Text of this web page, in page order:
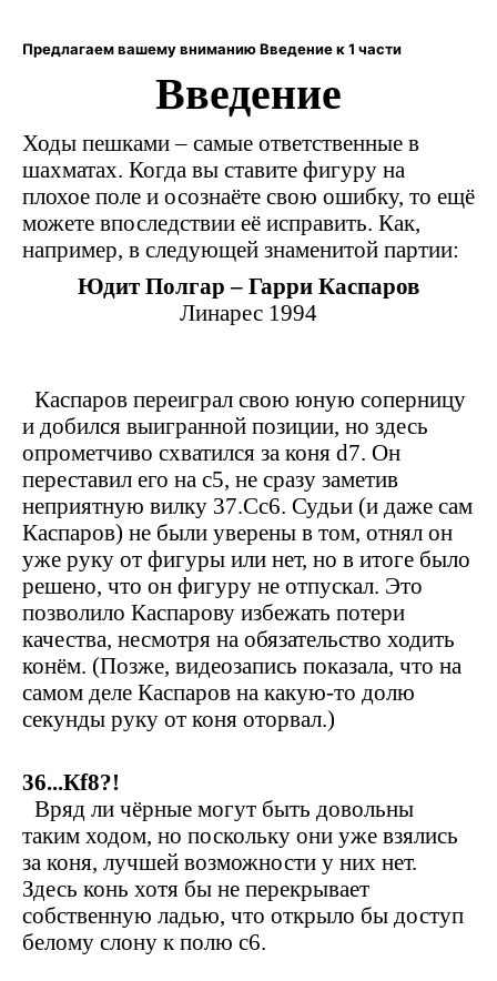
Предлагаем вашему вниманию Введение к 1 части
Введение
Ходы пешками – самые ответственные в
шахматах. Когда вы ставите фигуру на
плохое поле и осознаёте свою ошибку, то ещё
можете впоследствии её исправить. Как,
например, в следующей знаменитой партии:
Юдит Полгар – Гарри Каспаров
Линарес 1994
Каспаров переиграл свою юную соперницу
и добился выигранной позиции, но здесь
опрометчиво схватился за коня d7. Он
переставил его на c5, не сразу заметив
неприятную вилку 37.Сc6. Судьи (и даже сам
Каспаров) не были уверены в том, отнял он
уже руку от фигуры или нет, но в итоге было
решено, что он фигуру не отпускал. Это
позволило Каспарову избежать потери
качества, несмотря на обязательство ходить
конём. (Позже, видеозапись показала, что на
самом деле Каспаров на какую-то долю
секунды руку от коня оторвал.)
36...Кf8?!
Вряд ли чёрные могут быть довольны
таким ходом, но поскольку они уже взялись
за коня, лучшей возможности у них нет.
Здесь конь хотя бы не перекрывает
собственную ладью, что открыло бы доступ
белому слону к полю c6.